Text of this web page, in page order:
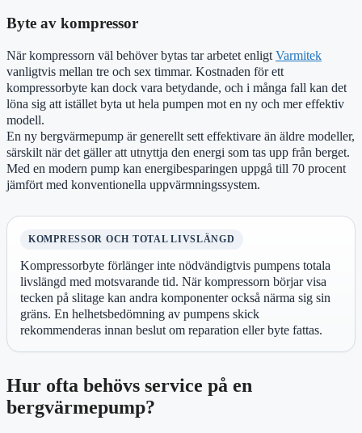
Byte av kompressor
När kompressorn väl behöver bytas tar arbetet enligt Varmitek
vanligtvis mellan tre och sex timmar. Kostnaden för ett
kompressorbyte kan dock vara betydande, och i många fall kan det
löna sig att istället byta ut hela pumpen mot en ny och mer effektiv
modell.
En ny bergvärmepump är generellt sett effektivare än äldre modeller,
särskilt när det gäller att utnyttja den energi som tas upp från berget.
Med en modern pump kan energibesparingen uppgå till 70 procent
jämfört med konventionella uppvärmningssystem.
KOMPRESSOR OCH TOTAL LIVSLÄNGD
Kompressorbyte förlänger inte nödvändigtvis pumpens totala
livslängd med motsvarande tid. När kompressorn börjar visa
tecken på slitage kan andra komponenter också närma sig sin
gräns. En helhetsbedömning av pumpens skick
rekommenderas innan beslut om reparation eller byte fattas.
Hur ofta behövs service på en
bergvärmepump?